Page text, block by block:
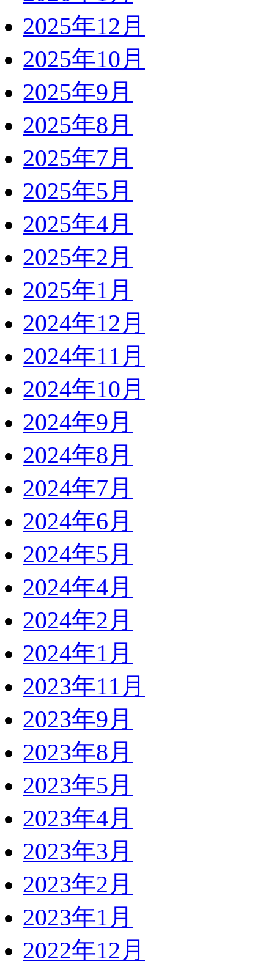
2025年12月
2025年10月
2025年9月
2025年8月
2025年7月
2025年5月
2025年4月
2025年2月
2025年1月
2024年12月
2024年11月
2024年10月
2024年9月
2024年8月
2024年7月
2024年6月
2024年5月
2024年4月
2024年2月
2024年1月
2023年11月
2023年9月
2023年8月
2023年5月
2023年4月
2023年3月
2023年2月
2023年1月
2022年12月